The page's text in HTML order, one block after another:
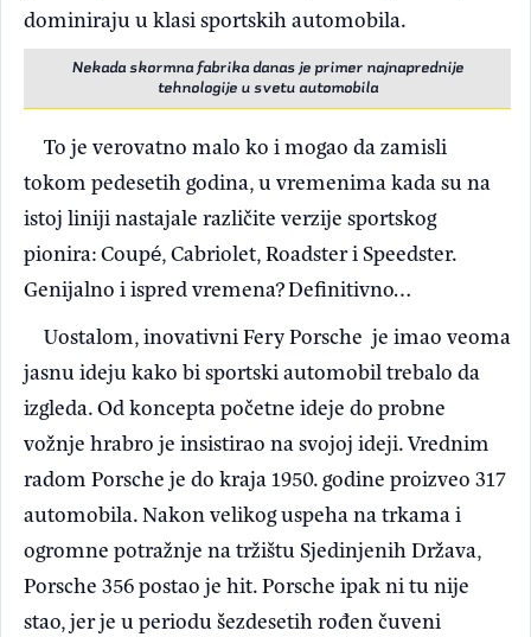
dominiraju u klasi sportskih automobila.
Nekada skormna fabrika danas je primer najnaprednije
tehnologije u svetu automobila
To je verovatno malo ko i mogao da zamisli
tokom pedesetih godina, u vremenima kada su na
istoj liniji nastajale različite verzije sportskog
pionira: Coupé, Cabriolet, Roadster i Speedster.
Genijalno i ispred vremena? Definitivno…
Uostalom, inovativni Fery Porsche je imao veoma
jasnu ideju kako bi sportski automobil trebalo da
izgleda. Od koncepta početne ideje do probne
vožnje hrabro je insistirao na svojoj ideji. Vrednim
radom Porsche je do kraja 1950. godine proizveo 317
automobila. Nakon velikog uspeha na trkama i
ogromne potražnje na tržištu Sjedinjenih Država,
Porsche 356 postao je hit. Porsche ipak ni tu nije
stao, jer je u periodu šezdesetih rođen čuveni